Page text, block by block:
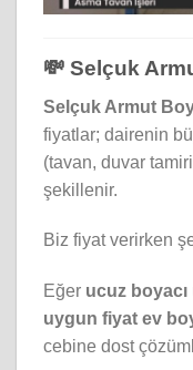
💸 Selçuk
Selçuk Armut
fiyatlar; dairenin
(tavan, duvar
şekillenir.
Biz fiyat verirken
Eğer ucuz boyacı
uygun fiyat ev
cebine dost